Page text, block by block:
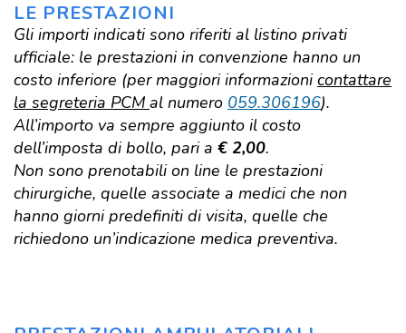
LE PRESTAZIONI
Gli importi indicati sono riferiti al listino privati
ufficiale: le prestazioni in convenzione hanno un
costo inferiore (per maggiori informazionicontattare
la segreteria PCM al numero 059.306196).
All’importo va sempre aggiunto il costo
dell’imposta di bollo, pari a € 2,00.
Non sono prenotabili on line le prestazioni
chirurgiche, quelle associate a medici che non
hanno giorni predefiniti di visita, quelle che
richiedono un’indicazione medica preventiva.